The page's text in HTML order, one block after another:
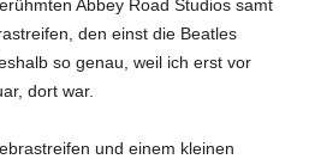
Abbey Road Studios samt
den einst die Beatles
so genau, weil ich erst vor
dort war.
und einem kleinen